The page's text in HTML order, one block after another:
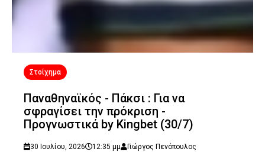
Στοίχημα
Παναθηναϊκός - Πάκσι : Για να
σφραγίσει την πρόκριση -
Προγνωστικά by Kingbet (30/7)
30 Ιουλίου, 2026 12:35 μμ Γιώργος Πενόπουλος